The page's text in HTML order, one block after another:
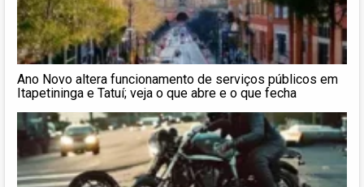
Ano Novo altera funcionamento de serviços públicos em
Itapetininga e Tatuí; veja o que abre e o que fecha